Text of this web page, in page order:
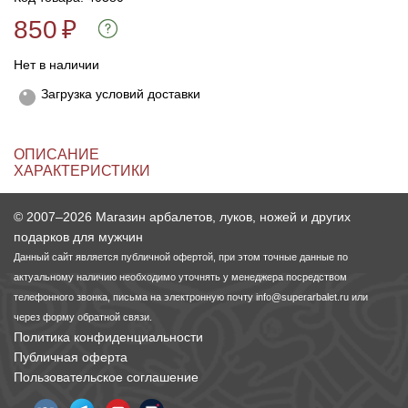
850₽
Нет в наличии
Загрузка условий доставки
ОПИСАНИЕ
ХАРАКТЕРИСТИКИ
© 2007–2026 Магазин арбалетов, луков, ножей и других
подарков для мужчин
Данный сайт является публичной офертой, при этом точные данные по
актуальному наличию необходимо уточнять у менеджера посредством
телефонного звонка, письма на электронную почту info@superarbalet.ru или
через форму обратной связи.
Политика конфиденциальности
Публичная оферта
Пользовательское соглашение
Линейки для настройки лука
Полочки для лука
Охотничьи ножи
Ножи складные